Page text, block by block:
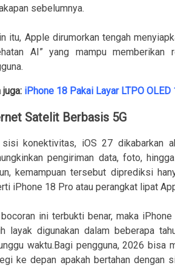
sebelumnya.
itu, Apple dirumorkan tengah
AI” yang mampu
juga: iPhone 18 Pakai Layar LTPO
Satelit Berbasis 5G
sisi konektivitas, iOS 27 dikabarkan
pengiriman data, foto,
kemampuan tersebut diprediksi
iPhone 18 Pro atau perangkat lipat
ini terbukti benar, maka
layak digunakan dalam beberapa
waktu.Bagi pengguna, 2026 bisa
ke depan apakah bertahan dengan